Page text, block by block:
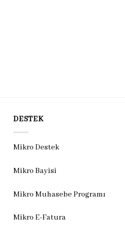
DESTEK
Mikro Destek
Mikro Bayisi
Mikro Muhasebe Programı
Mikro E-Fatura